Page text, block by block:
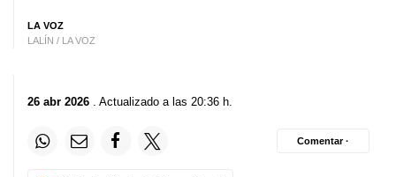
LA VOZ
LALÍN / LA VOZ
26 abr 2026 . Actualizado a las 20:36 h.
Comentar ·